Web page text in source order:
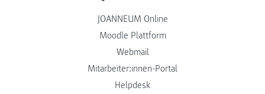
JOANNEUM Online
Moodle Plattform
Webmail
Mitarbeiter:innen-Portal
Helpdesk